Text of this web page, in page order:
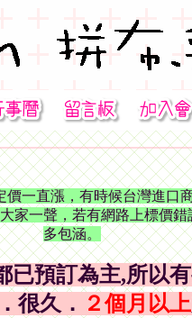
一直漲，有時候台灣進口
家一聲，若有網路上標價
多包涵。
已預訂為主,所以
很久． ２個月以上